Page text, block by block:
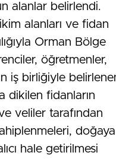
alanlar belirlendi.
alanları ve fidan
Orman Bölge
öğretmenler,
iş birliğiyle
dikilen fidanların
veliler tarafından
doğaya
hale getirilmesi